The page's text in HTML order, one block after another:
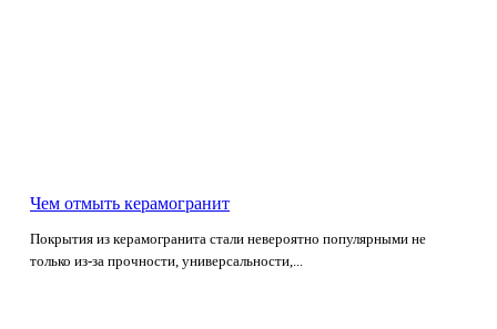
Чем отмыть керамогранит
Покрытия из керамогранита стали невероятно популярными не
только из-за прочности, универсальности,...